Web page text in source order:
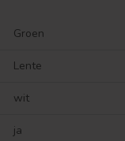
Groen
Lente
wit
ja